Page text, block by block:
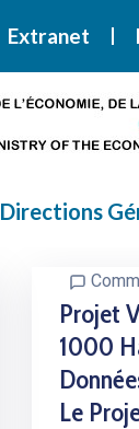
Extranet
Directions
Projet
1000
Le